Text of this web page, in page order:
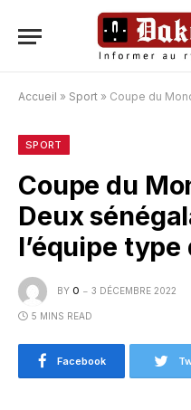
Accueil » Sport » Coupe du Monde
SPORT
Coupe du
Deux
l’équipe
BY O 3 DÉCEMBRE 2022
5 MINS READ
Facebook